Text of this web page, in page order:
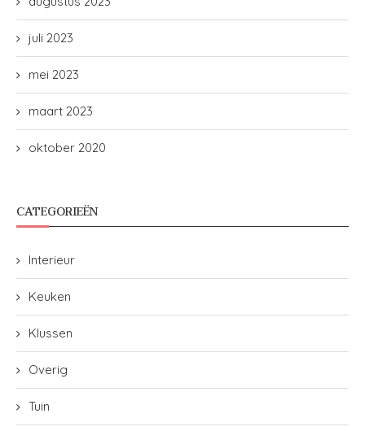
juli 2023
mei 2023
maart 2023
oktober 2020
CATEGORIEËN
Interieur
Keuken
Klussen
Overig
Tuin